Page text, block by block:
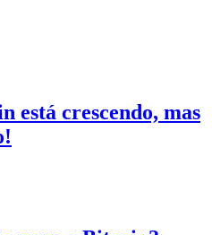
está crescendo, mas